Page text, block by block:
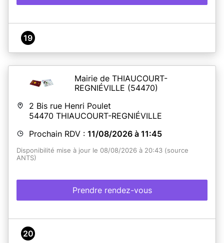
19
Mairie de THIAUCOURT-
REGNIÉVILLE (54470)
2 Bis rue Henri Poulet
54470 THIAUCOURT-REGNIÉVILLE
Prochain RDV : 11/08/2026 à 11:45
Disponibilité mise à jour le 08/08/2026 à 20:43 (source
ANTS)
Prendre rendez-vous
20